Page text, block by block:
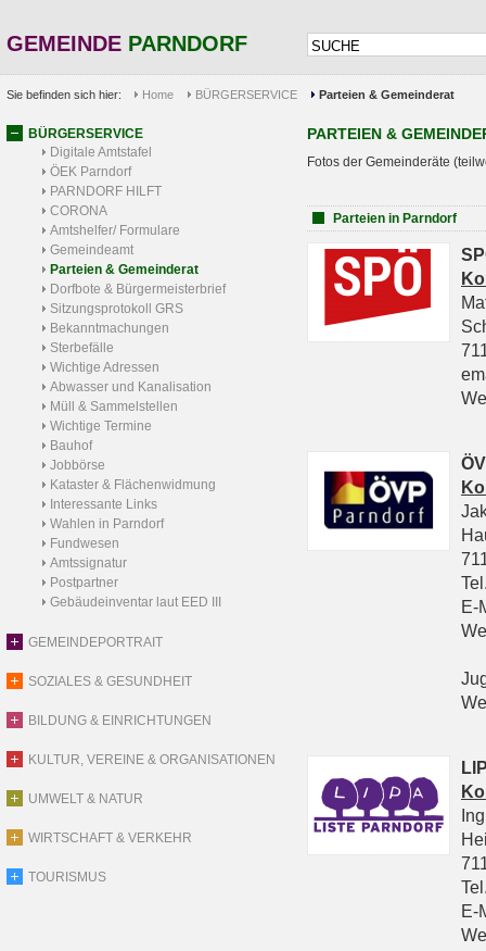
GEMEINDE PARNDORF
Sie befinden sich hier: Home BÜRGERSERVICE Parteien & Gemeinderat
BÜRGERSERVICE
Digitale Amtstafel
ÖEK Parndorf
PARNDORF HILFT
CORONA
Amtshelfer/ Formulare
Gemeindeamt
Parteien & Gemeinderat
Dorfbote & Bürgermeisterbrief
Sitzungsprotokoll GRS
Bekanntmachungen
Sterbefälle
Wichtige Adressen
Abwasser und Kanalisation
Müll & Sammelstellen
Wichtige Termine
Bauhof
Jobbörse
Kataster & Flächenwidmung
Interessante Links
Wahlen in Parndorf
Fundwesen
Amtssignatur
Postpartner
Gebäudeinventar laut EED III
GEMEINDEPORTRAIT
SOZIALES & GESUNDHEIT
BILDUNG & EINRICHTUNGEN
KULTUR, VEREINE & ORGANISATIONEN
UMWELT & NATUR
WIRTSCHAFT & VERKEHR
TOURISMUS
PARTEIEN &
Fotos der Gemeinderäte
Parteien in Parndorf
E-
E-